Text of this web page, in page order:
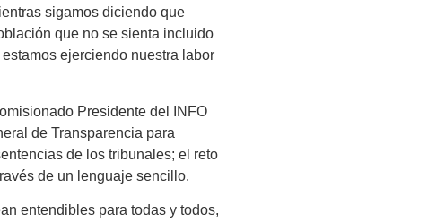
sigamos diciendo que
que no se sienta incluido
ejerciendo nuestra labor
Presidente del INFO
de Transparencia para
de los tribunales; el reto
de un lenguaje sencillo.
entendibles para todas y todos,